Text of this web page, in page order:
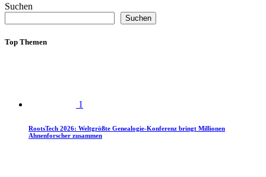
Suchen
Suchen
Top Themen
1
RootsTech 2026: Weltgrößte Genealogie-Konferenz bringt Millionen
Ahnenforscher zusammen